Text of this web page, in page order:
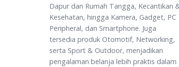
Dapur dan Rumah Tangga, Kecantikan
Kesehatan, hingga Kamera, Gadget, PC
Peripheral, dan Smartphone. Juga
tersedia produk Otomotif, Networking,
serta Sport & Outdoor, menjadikan
pengalaman belanja lebih praktis dalam